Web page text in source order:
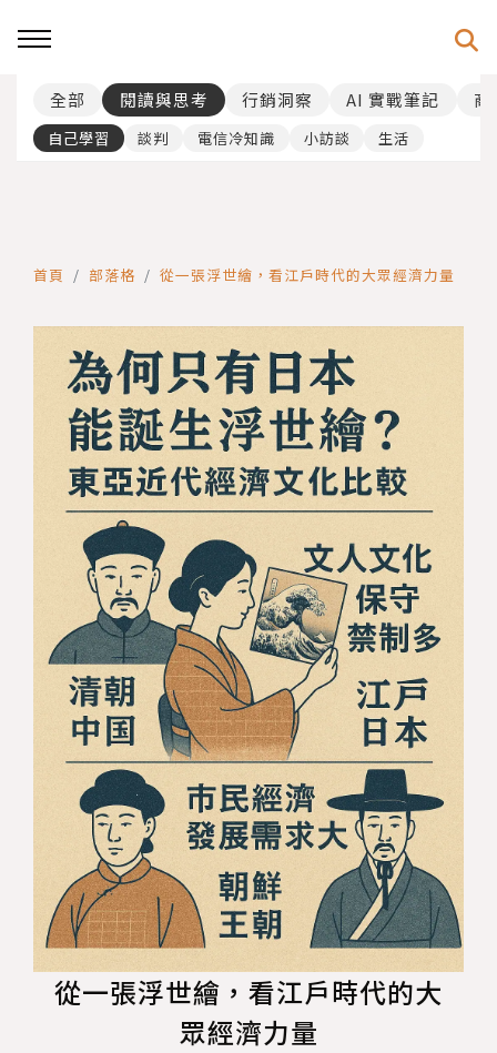
全部 閱讀與思考 行銷洞察 AI 實戰筆記 商
自己學習 談判 電信冷知識 小訪談 生活
首頁 部落格 從一張浮世繪，看江戶時代的大眾經濟力量
從一張浮世繪，看江戶時代的大
眾經濟力量